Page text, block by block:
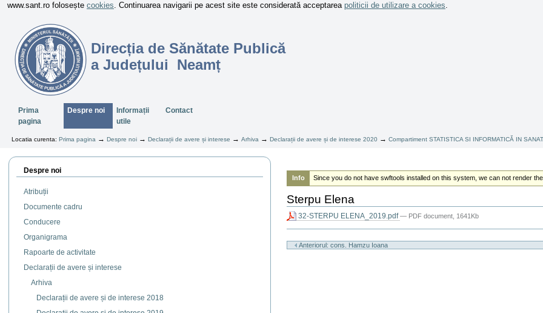
www.sant.ro folosește cookies. Continuarea navigarii pe acest site este considerată acceptarea politicii de utilizare a cookies.
Direcția de Sănătate Publică
a Județului Neamț
SectiuniPrima
pagina
Despre noi
Informații
utile
Contact
Locatia curenta: Prima pagina →Despre noi →Declarații de avere și interese →Arhiva →Declarații de avere și de interese 2020 →Compartiment STATISTICA SI INFORMATICĂ IN
Despre noi
Atribuții
Documente cadru
Conducere
Organigrama
Rapoarte de activitate
Declarații de avere și interese
Arhiva
Declarații de avere și de interese 2018
Info Since you do not have swftools installed on this system, we can not render
Sterpu Elena
32-STERPU ELENA_2019.pdf— PDF document, 1641Kb
document
Anteriorul: cons. Hamzu Ioana